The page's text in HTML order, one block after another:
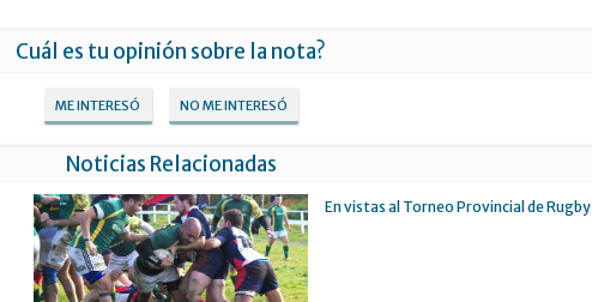
Cuál es tu opinión sobre la nota?
ME INTERESÓ NO ME INTERESÓ
Noticias Relacionadas
En vistas al Torneo Provincial de Rugby